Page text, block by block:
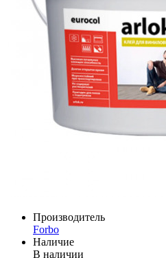
Производитель
Forbo
Наличие
В наличии